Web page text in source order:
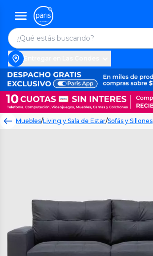
Muebles/Living y Sala de Estar/Sofás y Sillones